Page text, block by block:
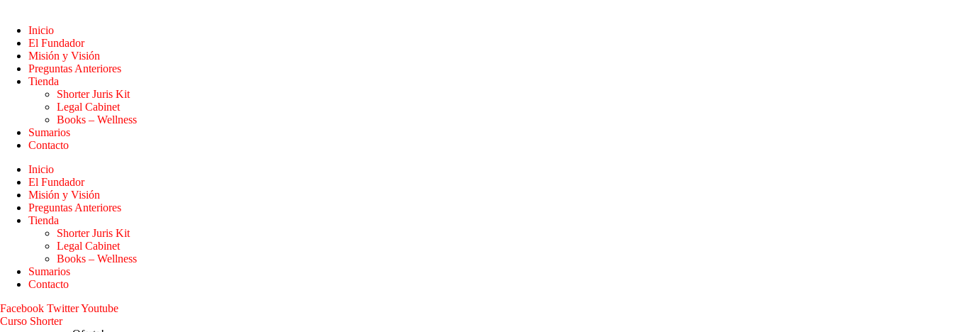
Inicio
El Fundador
Misión y Visión
Preguntas Anteriores
Tienda
Shorter Juris Kit
Legal Cabinet
Books – Wellness
Sumarios
Contacto
Inicio
El Fundador
Misión y Visión
Preguntas Anteriores
Tienda
Shorter Juris Kit
Legal Cabinet
Books – Wellness
Sumarios
Contacto
Facebook TwitterYoutube
Curso Shorter